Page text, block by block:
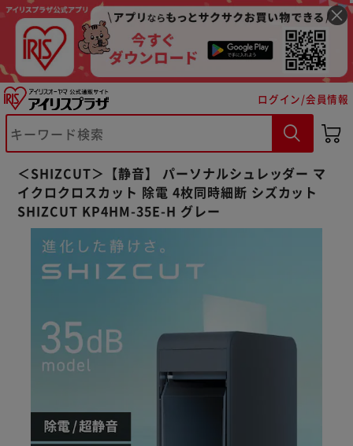
ログイン/会員情報
＜SHIZCUT＞【静音】 パーソナルシュレッダー マ
イクロクロスカット 除電 4枚同時細断 シズカット
SHIZCUT KP4HM-35E-H グレー
※ご確認ください
カートに入れる